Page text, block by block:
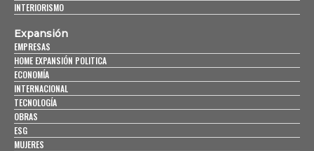
INTERIORISMO
Expansión
EMPRESAS
HOME EXPANSIÓN POLITICA
ECONOMÍA
INTERNACIONAL
TECNOLOGÍA
OBRAS
ESG
MUJERES